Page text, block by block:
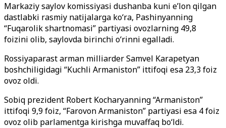
Markaziy saylov komissiyasi dushanba kuni e’lon qilgan
dastlabki rasmiy natijalarga ko‘ra, Pashinyanning
“Fuqarolik shartnomasi” partiyasi ovozlarning 49,8
foizini olib, saylovda birinchi o‘rinni egalladi.
Rossiyaparast arman milliarder Samvel Karapetyan
boshchiligidagi “Kuchli Armaniston” ittifoqi esa 23,3 foiz
ovoz oldi.
Sobiq prezident Robert Kocharyanning “Armaniston”
ittifoqi 9,9 foiz, “Farovon Armaniston” partiyasi esa 4 foiz
ovoz olib parlamentga kirishga muvaffaq bo‘ldi.